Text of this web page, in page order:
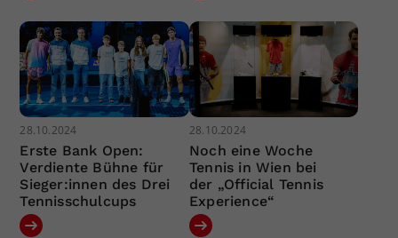
28.10.2024
Erste Bank Open:
Verdiente Bühne für
Sieger:innen des Drei
Tennisschulcups
28.10.2024
Noch eine Woche
Tennis in Wien bei
der „Official Tennis
Experience“